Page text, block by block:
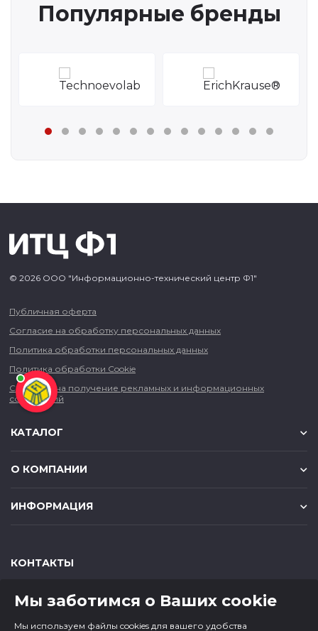
Популярные бренды
© 2026 ООО "Информационно-технический центр Ф1"
Публичная оферта
Согласие на обработку персональных данных
Политика обработки персональных данных
Политика обработки Cookie
Согласие на получение рекламных и информационных
сообщений
КАТАЛОГ
О КОМПАНИИ
ИНФОРМАЦИЯ
КОНТАКТЫ
650000 ,г. Кемерово,ул. Мичурина, д.13
Мы заботимся о Ваших cookie
Мы используем файлы cookies для вашего удобства